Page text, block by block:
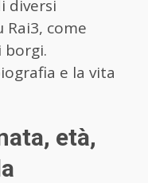
diversi
come
borgi.
e la vita
età,